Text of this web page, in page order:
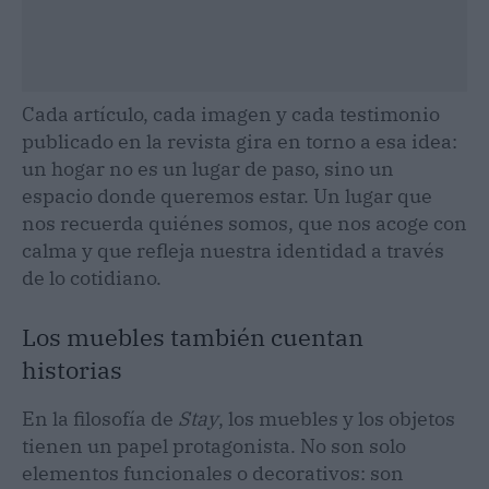
Cada artículo, cada imagen y cada testimonio
publicado en la revista gira en torno a esa idea:
un hogar no es un lugar de paso, sino un
espacio donde queremos estar. Un lugar que
nos recuerda quiénes somos, que nos acoge con
calma y que refleja nuestra identidad a través
de lo cotidiano.
Los muebles también cuentan
historias
En la filosofía de Stay, los muebles y los objetos
tienen un papel protagonista. No son solo
elementos funcionales o decorativos: son